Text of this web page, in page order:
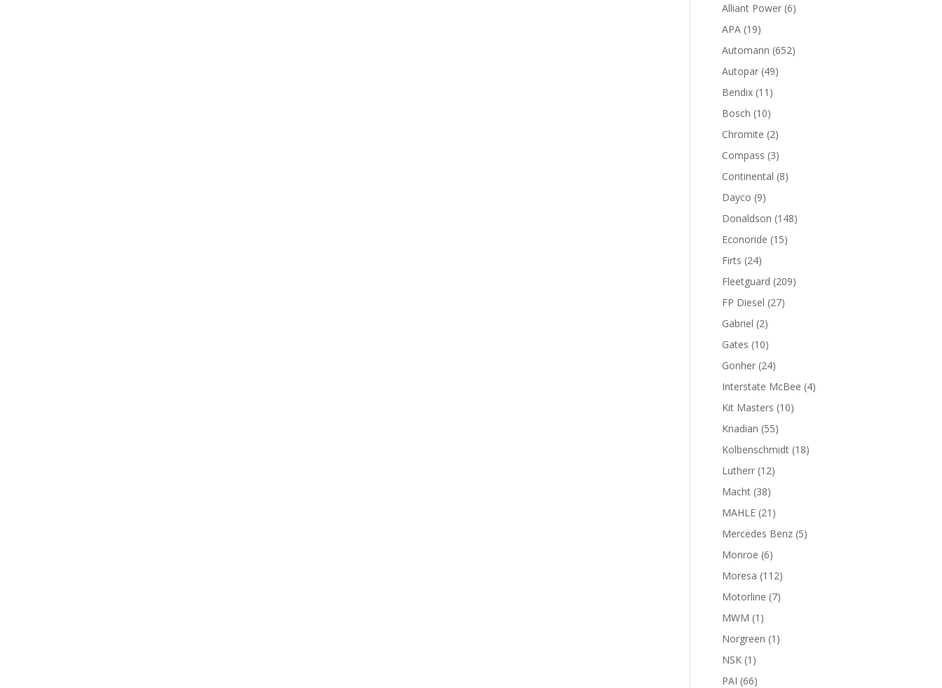
productos
Alliant Power 66
APA 1919
productos
Automann 652652
Autopar 4949
Bendix 11 11
productos
Bosch 1010
productos
Chromite 22
productos
Compass 33
productos
Continental 88
Dayco 99
productos
Donaldson 148148
Econoride 1515
Firts 2424
productos
Fleetguard 209209
FP Diesel 2727
Gabriel 22
productos
Gates 1010
productos
Gonher 2424
productos
Interstate McBee 44
Kit Masters 1010
Knadian 5555
productos
Kolbenschmidt 1818
Lutherr 1212
Macht 3838
productos
MAHLE 21 21
productos
Mercedes Benz 55
Monroe 66
productos
Moresa 112112
productos
Motorline 77
MWM 1 1
producto
Norgreen 1 1
NSK 1 1
producto
PAI 6666